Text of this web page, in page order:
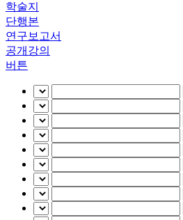
학술지
단행본
연구보고서
공개강의
버튼